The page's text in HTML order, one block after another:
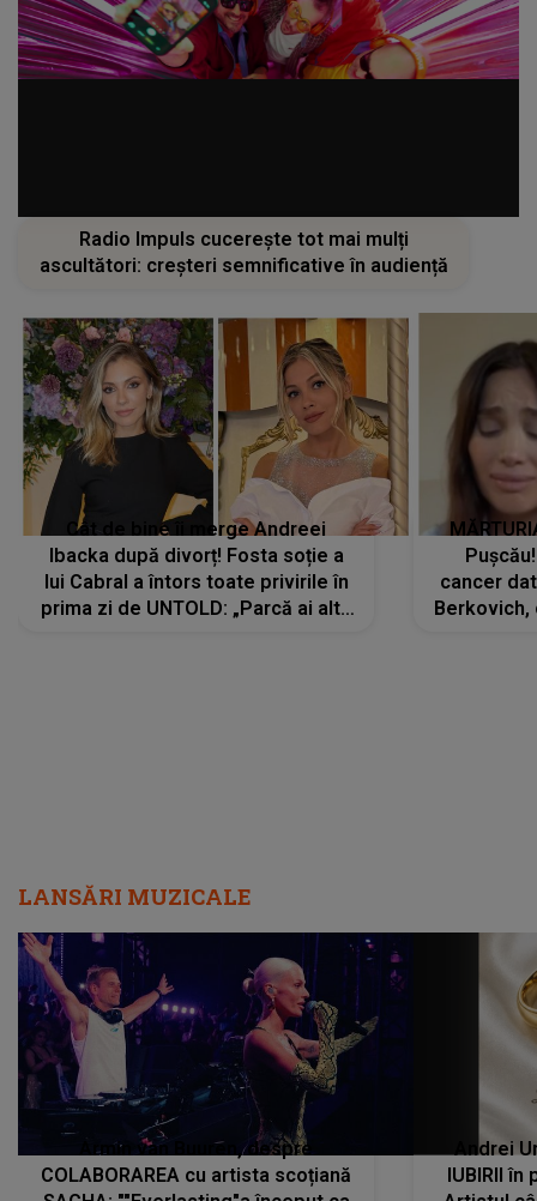
Radio Impuls cucerește tot mai mulți
ascultători: creșteri semnificative în audiență
Cât de bine îi merge Andreei
Ibacka după divorț! Fosta soție a
lui Cabral a întors toate privirile în
prima zi de UNTOLD: „Parcă ai altă
cancer
Berkovich,
LANSĂRI MUZICALE
Armin van Buuren, despre
COLABORAREA cu artista scoțiană
Andrei
IUBIRII